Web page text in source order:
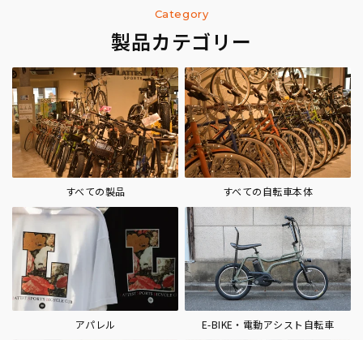
Category
製品カテゴリー
すべての製品 すべての自転車本体
アパレル E-BIKE・電動アシスト自転車